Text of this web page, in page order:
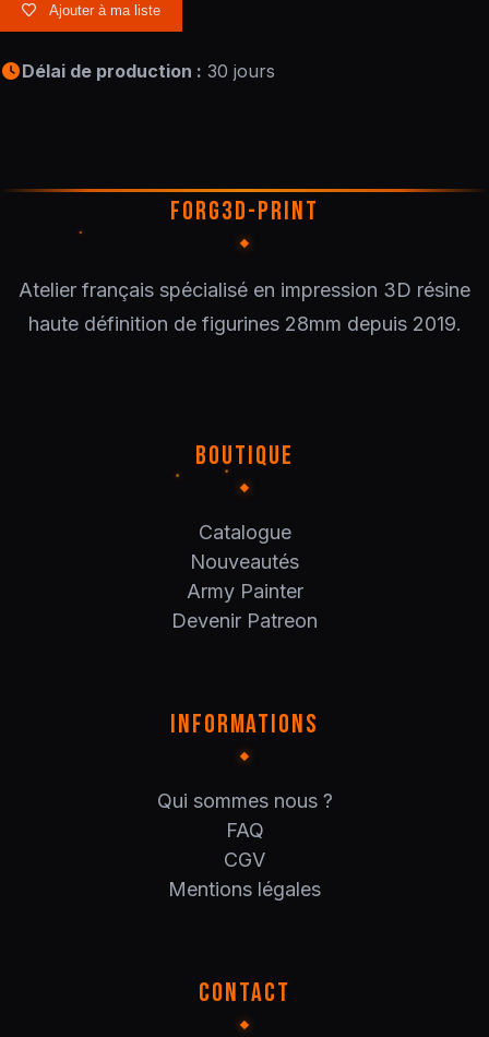
Ajouter à ma liste
Délai de production : 30 jours
FORG3D-PRINT
Atelier français spécialisé en impression 3D résine
haute définition de figurines 28mm depuis 2019.
BOUTIQUE
Catalogue
Nouveautés
Army Painter
Devenir Patreon
INFORMATIONS
Qui sommes nous ?
FAQ
CGV
Mentions légales
CONTACT